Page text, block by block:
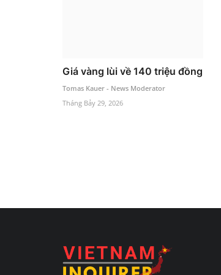
Giá vàng lùi về 140 triệu đồng
Tomas Kauer - News Moderator
Tháng Bảy 29, 2026